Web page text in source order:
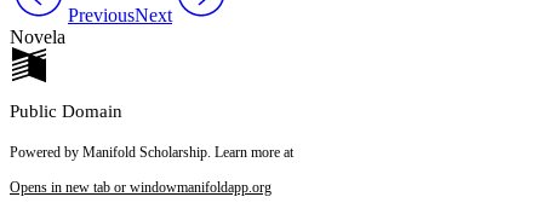
PreviousNext
Novela
Public Domain
Powered by Manifold Scholarship. Learn more at
Opens in new tab or windowmanifoldapp.org